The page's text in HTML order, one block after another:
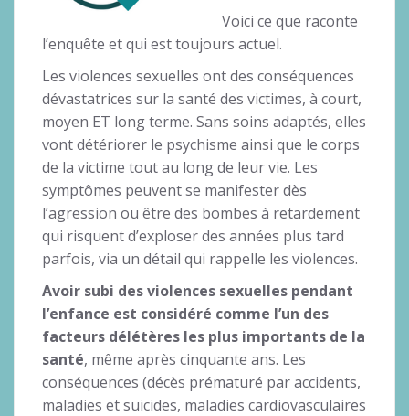
Voici ce que raconte
l’enquête et qui est toujours actuel.
Les violences sexuelles ont des conséquences
dévastatrices sur la santé des victimes, à court,
moyen ET long terme. Sans soins adaptés, elles
vont détériorer le psychisme ainsi que le corps
de la victime tout au long de leur vie. Les
symptômes peuvent se manifester dès
l’agression ou être des bombes à retardement
qui risquent d’exploser des années plus tard
parfois, via un détail qui rappelle les violences.
Avoir subi des violences sexuelles pendant
l’enfance est considéré comme l’un des
facteurs délétères les plus importants de la
santé, même après cinquante ans. Les
conséquences (décès prématuré par accidents,
maladies et suicides, maladies cardiovasculaires